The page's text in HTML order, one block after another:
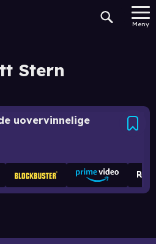
Meny
Stern
uovervinnelige